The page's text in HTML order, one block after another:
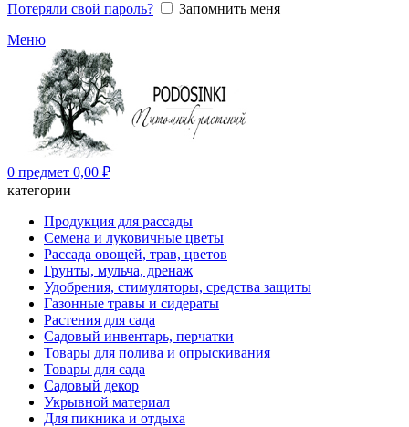
Потеряли свой пароль?
Запомнить меня
Меню
0 предмет 0,00 ₽
категории
Продукция для рассады
Семена и луковичные цветы
Рассада овощей, трав, цветов
Грунты, мульча, дренаж
Удобрения, стимуляторы, средства защиты
Газонные травы и сидераты
Растения для сада
Садовый инвентарь, перчатки
Товары для полива и опрыскивания
Товары для сада
Садовый декор
Укрывной материал
Для пикника и отдыха